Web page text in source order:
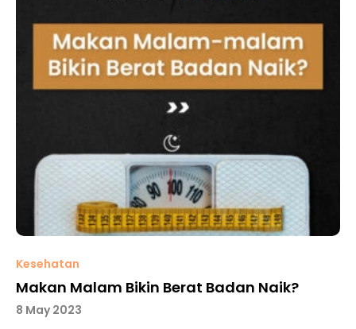
Kesehatan
Makan Malam Bikin Berat Badan Naik?
8 May 2023